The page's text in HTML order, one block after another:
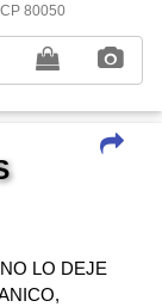
80050
LO DEJE